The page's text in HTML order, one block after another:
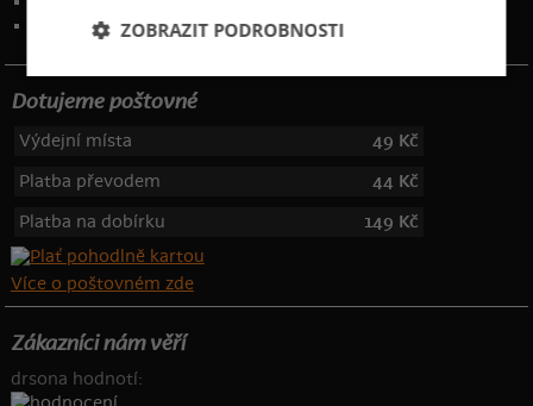
Telefon: 355 455 192
Dotujeme poštovné
Výdejní místa
49 Kč
Platba převodem
44 Kč
Platba na dobírku
149 Kč
Více o poštovném zde
Zákazníci nám věří
drsona hodnotí:
ZOBRAZIT PODROBNOSTI